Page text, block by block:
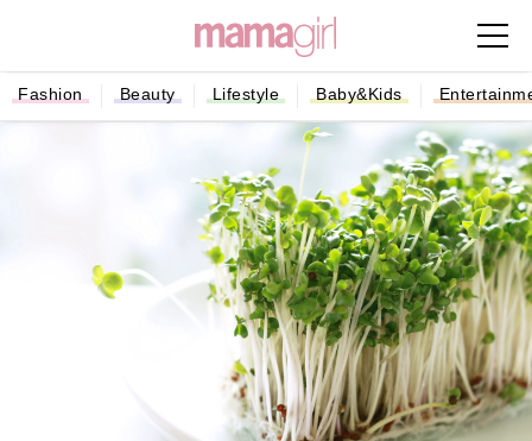
Fashion Beauty Lifestyle Baby&Kids